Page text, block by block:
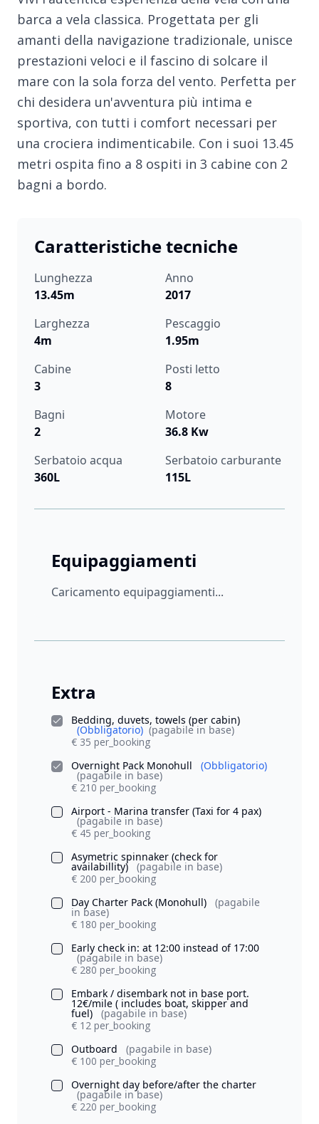
barca a vela classica. Progettata per gli
amanti della navigazione tradizionale, unisce
prestazioni veloci e il fascino di solcare il
mare con la sola forza del vento. Perfetta per
chi desidera un'avventura più intima e
sportiva, con tutti i comfort necessari per
una crociera indimenticabile. Con i suoi 13.45
metri ospita fino a 8 ospiti in 3 cabine con 2
bagni a bordo.
Caratteristiche tecniche
Lunghezza
13.45m
Anno
2017
Larghezza
4m
Pescaggio
1.95m
Cabine
3
Posti letto
8
Bagni
2
Motore
36.8 Kw
Serbatoio acqua
360L
Serbatoio carburante
115L
Equipaggiamenti
Caricamento equipaggiamenti...
Extra
Bedding, duvets, towels (per cabin)
(Obbligatorio) (pagabile in base)
€ 35 per_booking
Overnight Pack Monohull
(Obbligatorio)
(pagabile in base)
€ 210 per_booking
Airport - Marina transfer (Taxi for 4 pax)
(pagabile in base)
€ 45 per_booking
Asymetric spinnaker (check for
availabillity)
(pagabile in base)
€ 200 per_booking
Day Charter Pack (Monohull)
(pagabile
in base)
€ 180 per_booking
Early check in: at 12:00 instead of 17:00
(pagabile in base)
€ 280 per_booking
Embark / disembark not in base port.
12€/mile ( includes boat, skipper and
fuel)
(pagabile in base)
€ 12 per_booking
Outboard
(pagabile in base)
€ 100 per_booking
Overnight day before/after the charter
(pagabile in base)
€ 220 per_booking